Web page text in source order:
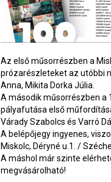
Az első műsorrészben a
prózarészleteket az utóbbi
Anna, Mikita Dorka Júlia.
A második műsorrészben a
pályafutása első
Várady Szabolcs és Varró
A belépőjegy ingyenes,
Miskolc, Déryné u.1. /
A máshol már szinte
megvásárolható!